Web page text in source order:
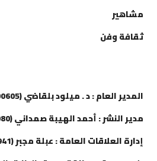
مشاهير
ثقافة وفن
المدير العام : د . ميلود بلقاضي (0661100605)
مدير النشر : أحمد الهيبة صمداني (0659506080)
إدارة العلاقات العامة : عبلة مجبر (0707315941)